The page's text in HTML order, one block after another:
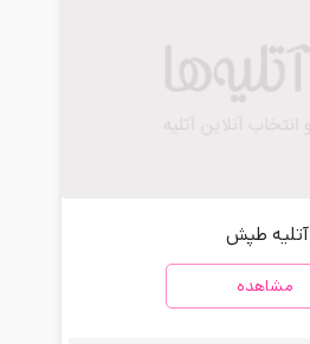
آتلیه طپش
مشاهده